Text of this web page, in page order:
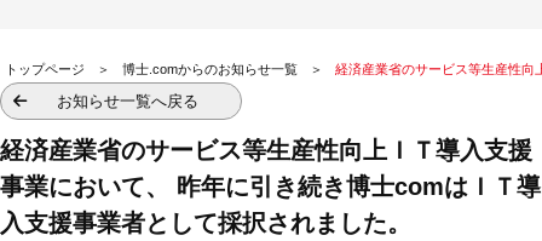
トップページ 博士.comからのお知らせ一覧 経済産業省のサービス等生産性
お知らせ一覧へ戻る
経済産業省のサービス等生産性向上ＩＴ導入支援
事業において、 昨年に引き続き博士comはＩＴ導
入支援事業者として採択されました。